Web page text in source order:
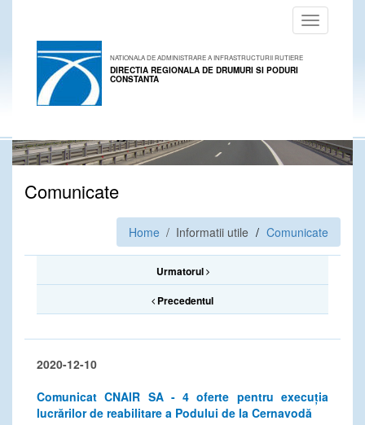
Toggle
navigation
NATIONALA DE ADMINISTRARE A INFRASTRUCTURII RUTIERE
DIRECTIA REGIONALA DE DRUMURI SI PODURI
CONSTANTA
Comunicate
Home / Informatii utile Comunicate
Urmatorul
Precedentul
2020-12-10
Comunicat CNAIR SA - 4 oferte pentru execuția
lucrărilor de reabilitare a Podului de la Cernavodă